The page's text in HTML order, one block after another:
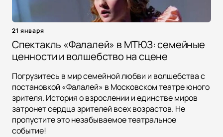
21 января
Спектакль «Фалалей» в МТЮЗ: семейные
ценности и волшебство на сцене
Погрузитесь в мир семейной любви и волшебства с
постановкой «Фалалей» в Московском театре юного
зрителя. История о взрослении и единстве миров
затронет сердца зрителей всех возрастов. Не
пропустите это незабываемое театральное
событие!